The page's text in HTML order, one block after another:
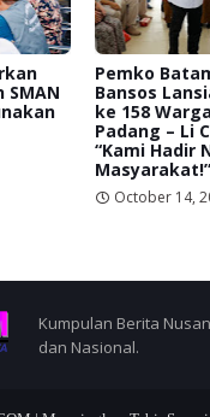
SMAN
Pemko
Bansos
ke 158
Padang – Li
“Kami Hadir
Masyarakat!”
October 14,
Kumpulan Berita
dan Nasional.